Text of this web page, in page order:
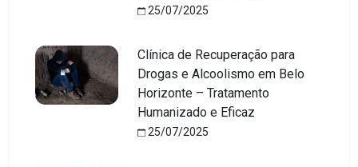
25/07/2025
Clínica de Recuperação para
Drogas e Alcoolismo em Belo
Horizonte – Tratamento
Humanizado e Eficaz
25/07/2025